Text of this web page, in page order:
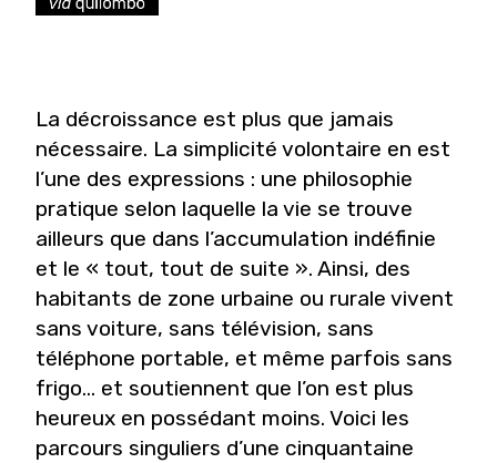
La décroissance est plus que jamais
nécessaire. La simplicité volontaire en est
l’une des expressions : une philosophie
pratique selon laquelle la vie se trouve
ailleurs que dans l’accumulation indéfinie
et le « tout, tout de suite ». Ainsi, des
habitants de zone urbaine ou rurale vivent
sans voiture, sans télévision, sans
téléphone portable, et même parfois sans
frigo… et soutiennent que l’on est plus
heureux en possédant moins. Voici les
parcours singuliers d’une cinquantaine